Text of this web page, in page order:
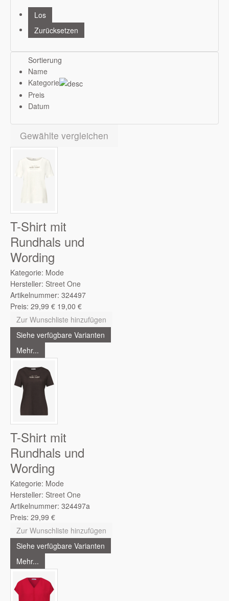
Sortierung
Name
Kategorie
Preis
Datum
Gewählte vergleichen
T-Shirt mit
Rundhals und
Wording
Kategorie: Mode
Hersteller: Street One
Artikelnummer: 324497
Preis: 29,99 € 19,00 €
Zur Wunschliste hinzufügen
Siehe verfügbare Varianten
Mehr...
T-Shirt mit
Rundhals und
Wording
Kategorie: Mode
Hersteller: Street One
Artikelnummer: 324497a
Preis: 29,99 €
Zur Wunschliste hinzufügen
Siehe verfügbare Varianten
Mehr...